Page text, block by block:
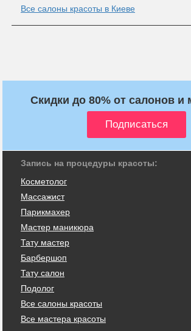
Все салоны красоты в Киеве
Скидки до 80% от салонов и
Запись на процедуры красоты:
Косметолог
Массажист
Парикмахер
Мастер маникюра
Тату мастер
Барбершоп
Тату салон
Подолог
Все салоны красоты
Все мастера красоты